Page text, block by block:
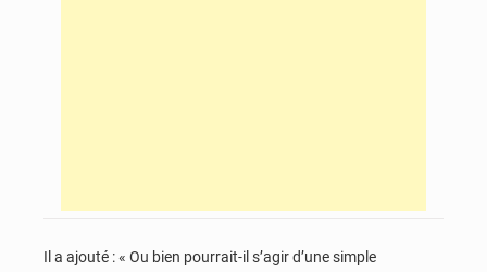
Il a ajouté : « Ou bien pourrait-il s’agir d’une simple